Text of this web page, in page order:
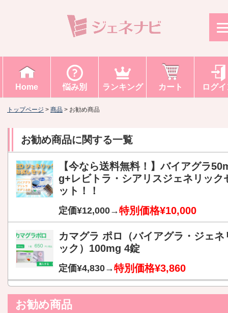
Home 悩み別 ランキング カート ログ
トップページ > 商品 > お勧め商品
お勧め商品に関する一覧
【今なら送料無料！】バイアグラ
g+レビトラ・シアリスジェネリック
ット！！
定価¥12,000→特別価格¥10,000
カマグラ ポロ（バイアグラ・ジェネ
ック）100mg 4錠
定価¥4,830→特別価格¥3,860
お勧め商品